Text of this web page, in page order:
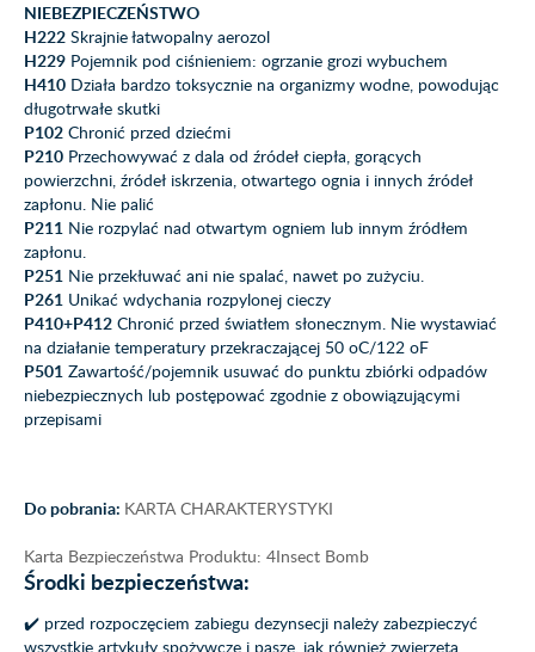
NIEBEZPIECZEŃSTWO
H222 Skrajnie łatwopalny aerozol
H229 Pojemnik pod ciśnieniem: ogrzanie grozi wybuchem
H410 Działa bardzo toksycznie na organizmy wodne, powodując
długotrwałe skutki
P102 Chronić przed dziećmi
P210 Przechowywać z dala od źródeł ciepła, gorących
powierzchni, źródeł iskrzenia, otwartego ognia i innych źródeł
zapłonu. Nie palić
P211 Nie rozpylać nad otwartym ogniem lub innym źródłem
zapłonu.
P251 Nie przekłuwać ani nie spalać, nawet po zużyciu.
P261 Unikać wdychania rozpylonej cieczy
P410+P412 Chronić przed światłem słonecznym. Nie wystawiać
na działanie temperatury przekraczającej 50 oC/122 oF
P501 Zawartość/pojemnik usuwać do punktu zbiórki odpadów
niebezpiecznych lub postępować zgodnie z obowiązującymi
przepisami
Do pobrania: KARTA CHARAKTERYSTYKI
Karta Bezpieczeństwa Produktu: 4Insect Bomb
Środki bezpieczeństwa:
✔️ przed rozpoczęciem zabiegu dezynsecji należy zabezpieczyć
wszystkie artykuły spożywcze i pasze, jak również zwierzęta